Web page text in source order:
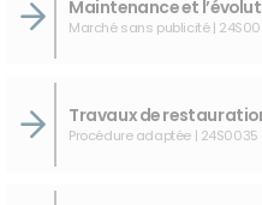
Marché sans publicité |
Procédure adaptée | 24S0035